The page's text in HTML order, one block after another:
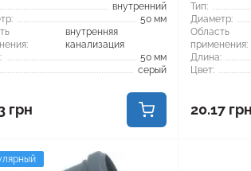
внутренний
50 мм
внутренняя
канализация
50 мм
серый
грн
Тип:
Диаметр:
Область
применения:
Длина:
Цвет:
20.17 грн